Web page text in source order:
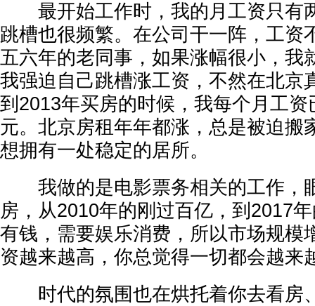
最开始工作时，我的月工资只有
跳槽也很频繁。在公司干一阵，工资
五六年的老同事，如果涨幅很小，我
我强迫自己跳槽涨工资，不然在北京
到2013年买房的时候，我每个月工
元。北京房租年年都涨，总是被迫搬
想拥有一处稳定的居所。
我做的是电影票务相关的工作，
房，从2010年的刚过百亿，到2017
有钱，需要娱乐消费，所以市场规模
资越来越高，你总觉得一切都会越来
时代的氛围也在烘托着你去看房